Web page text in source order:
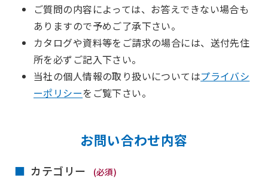
ご質問の内容によっては、お答えできない場合も
ありますので予めご了承下さい。
カタログや資料等をご請求の場合には、送付先住
所を必ずご記入下さい。
当社の個人情報の取り扱いについてはプライバシ
ーポリシーをご覧下さい。
お問い合わせ内容
カテゴリー (必須)